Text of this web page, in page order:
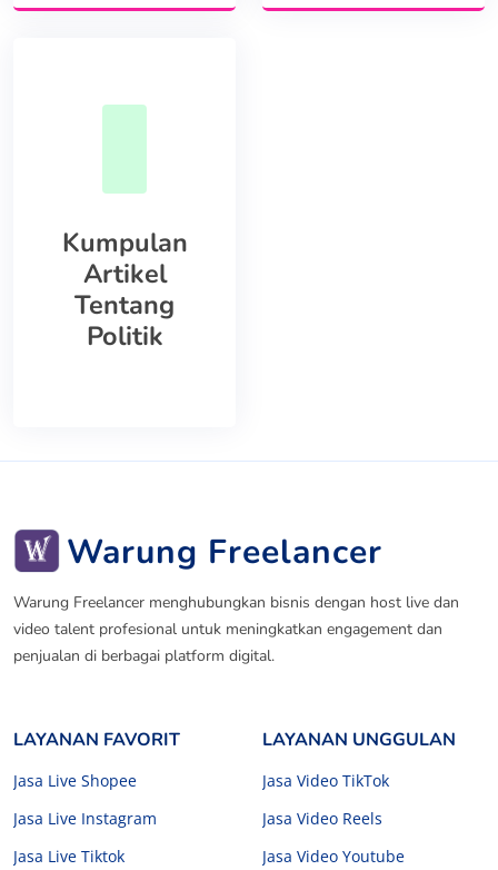
Kumpulan
Artikel
Tentang
Politik
Warung Freelancer
Warung Freelancer menghubungkan bisnis dengan host live dan
video talent profesional untuk meningkatkan engagement dan
penjualan di berbagai platform digital.
LAYANAN FAVORIT
Jasa Live Shopee
Jasa Live Instagram
Jasa Live Tiktok
LAYANAN UNGGULAN
Jasa Video TikTok
Jasa Video Reels
Jasa Video Youtube